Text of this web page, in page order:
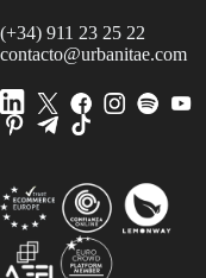
(+34) 911 23 25 22
contacto@urbanitae.com